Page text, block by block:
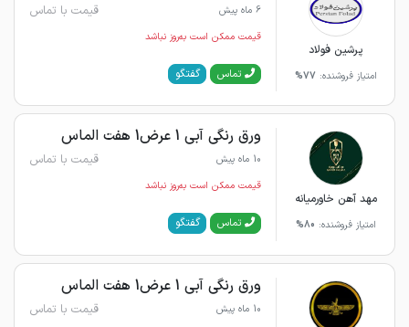
پرشین فولاد
امتیاز فروشنده: 77%
6 ماه پیش قیمت با تماس
قیمت ممکن است به‌روز نباشد
تماس گفتگو
مهد آهن خاورمیانه
امتیاز فروشنده: 80%
ورق رنگی آبی 1 عرض1 هفت الماس
10 ماه پیش قیمت با تماس
قیمت ممکن است به‌روز نباشد
تماس گفتگو
ورق رنگی آبی 1 عرض1 هفت الماس
10 ماه پیش قیمت با تماس